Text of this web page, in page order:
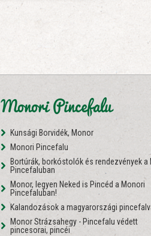
Monori Pincefalu
Kunsági Borvidék, Monor
Monori Pincefalu
Bortúrák, borkóstolók és rendezvények a
Pincefaluban
Monor, legyen Neked is Pincéd a Monori
Pincefaluban!
Kalandozások a magyarországi
Monor Strázsahegy - Pincefalu védett
pincesorai, pincéi